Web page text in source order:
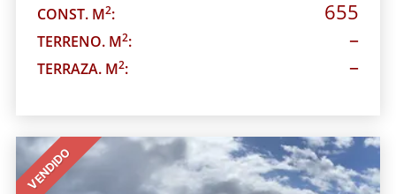
CONST. M2: 655
TERRENO. M2: –
TERRAZA. M2: –
VENDIDO